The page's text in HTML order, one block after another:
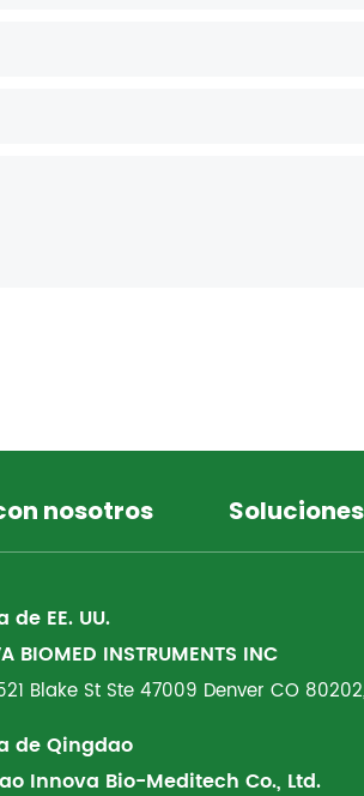
nosotros Soluciones
de EE. UU.
BIOMED INSTRUMENTS INC
Blake St Ste 47009 Denver CO
de Qingdao
Innova Bio-Meditech Co., Ltd.